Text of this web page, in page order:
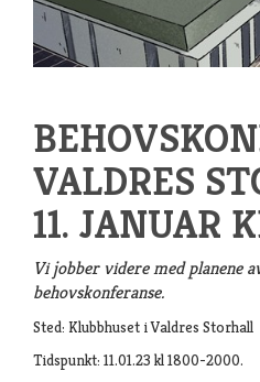
VALDRES
11. JANUAR
Vi jobber videre med planene
behovskonferanse.
Sted: Klubbhuset i Valdres Storhall
Tidspunkt: 11.01.23 kl 1800-2000.